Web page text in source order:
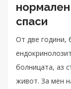
спаси
От две години,
болницата, аз
живот. За мен